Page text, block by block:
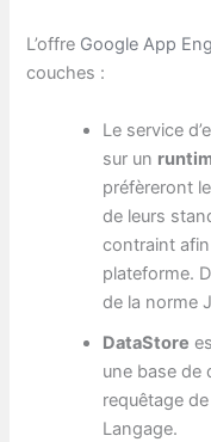
L’offre Google App
couches :
Le service
sur un
préfèreront
de leurs
contraint
plateforme.
de la norme
DataStore
une base de
requêtage
Langage.